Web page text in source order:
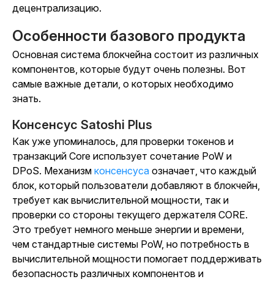
децентрализацию.
Особенности базового продукта
Основная система блокчейна состоит из различных
компонентов, которые будут очень полезны. Вот
самые важные детали, о которых необходимо
знать.
Консенсус Satoshi Plus
Как уже упоминалось, для проверки токенов и
транзакций Core использует сочетание PoW и
DPoS. Механизм консенсуса означает, что каждый
блок, который пользователи добавляют в блокчейн,
требует как вычислительной мощности, так и
проверки со стороны текущего держателя CORE.
Это требует немного меньше энергии и времени,
чем стандартные системы PoW, но потребность в
вычислительной мощности помогает поддерживать
безопасность различных компонентов и